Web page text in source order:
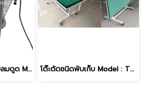
MINI TABLE โต๊ะระบบลมดูด Model : T-007 โต๊ะตัดชนิดพับเก็บ Model : TF-120240 หน้าโต๊ะปูด้วยแผ่นยางสีเขียวทนแรงขูดขีดได้